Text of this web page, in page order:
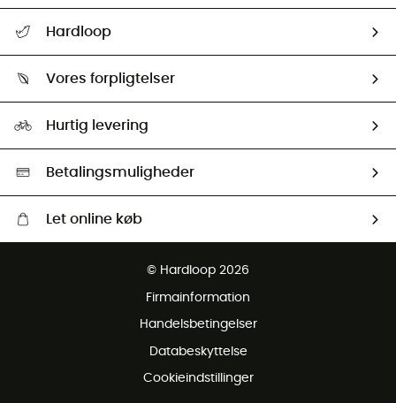
Returnering & Tilbagebetaling
Hardloop
Our ambassadors
Vores forpligtelser
Second hand
HardGreen Udvalg
Hurtig levering
Betalingsmuligheder
Let online køb
Gratis retur inden for 100 dage
© Hardloop 2026
Firmainformation
Handelsbetingelser
Databeskyttelse
Cookieindstillinger